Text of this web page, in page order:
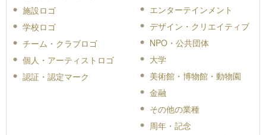
施設ロゴ
学校ロゴ
チーム・クラブロゴ
個人・アーティストロゴ
認証・認定マーク
エンターテインメント
デザイン・クリエイティブ
NPO・公共団体
大学
美術館・博物館・動物園
金融
その他の業種
周年・記念